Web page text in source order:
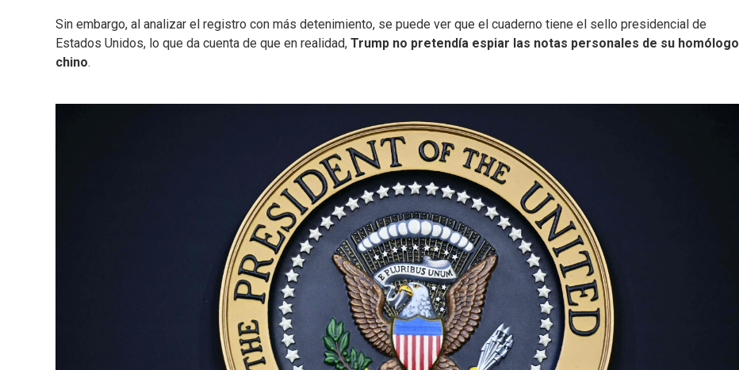
Sin embargo, al analizar el registro con más detenimiento, se puede ver que el cuaderno tiene el sello presidencial de
Estados Unidos, lo que da cuenta de que en realidad, Trump no pretendía espiar las notas personales de su homólogo
chino.